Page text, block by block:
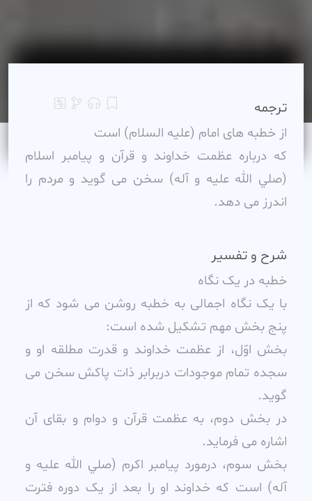
ترجمه
از خطبه هاى امام (عليه السلام) است
که درباره عظمت خداوند و قرآن و پيامبر اسلام
(صلي الله عليه و آله) سخن مى گويد و مردم را
اندرز مى دهد.
شرح و تفسیر
خطبه در يک نگاه
با يک نگاه اجمالى به خطبه روشن مى شود که از
پنج بخش مهم تشکيل شده است:
بخش اوّل، از عظمت خداوند و قدرت مطلقه او و
سجده تمام موجودات دربرابر ذات پاکش سخن مى
گويد.
در بخش دوم، به عظمت قرآن و دوام و بقاى آن
اشاره مى فرمايد.
بخش سوم، درمورد پيامبر اکرم (صلي الله عليه و
آله) است که خداوند او را بعد از يک دوره فترت